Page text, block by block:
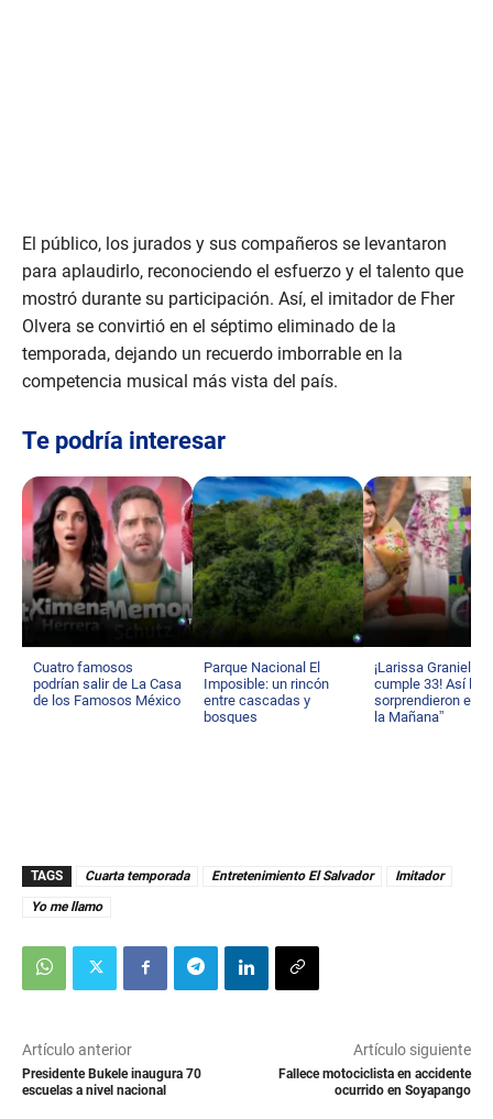
El público, los jurados y sus compañeros se levantaron
para aplaudirlo, reconociendo el esfuerzo y el talento que
mostró durante su participación. Así, el imitador de Fher
Olvera se convirtió en el séptimo eliminado de la
temporada, dejando un recuerdo imborrable en la
competencia musical más vista del país.
Te podría interesar
Cuatro famosos
podrían salir de La Casa
de los Famosos México
Parque Nacional El
Imposible: un rincón
entre cascadas y
bosques
¡Larissa Graniello
cumple 33! Así la
sorprendieron en
la Mañana”
TAGS Cuarta temporada Entretenimiento El Salvador
Imitador
Yo me llamo
Artículo anterior
Presidente Bukele inaugura 70
escuelas a nivel nacional
Artículo siguiente
Fallece motociclista en accidente
ocurrido en Soyapango